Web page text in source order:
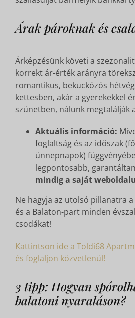
Árak pároknak és
Árképzésünk követi a
korrekt ár-érték arányra
romantikus, bekuckózós
kettesben, akár a gyerekekkel
szünetben, nálunk megtalálják
Aktuális információ:
foglaltság és az időszak
ünnepnapok)
legpontosabb,
mindig a saját
Ne hagyja az utolsó pillanatra
és a Balaton-part minden
csodákat!
Kattintson ide a Toldi68
és foglaljon közvetlenül!
3 tipp: Hogyan
balatoni nyaraláson?